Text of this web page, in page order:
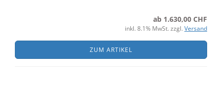
ab 1.630,00 CHF
inkl. 8.1% MwSt. zzgl. Versand
ZUM ARTIKEL